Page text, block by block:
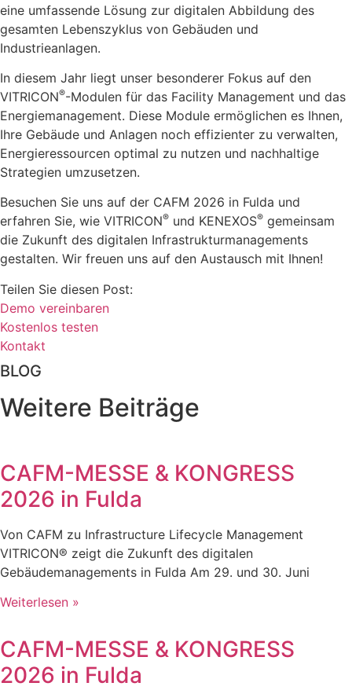
eine umfassende Lösung zur digitalen Abbildung des
gesamten Lebenszyklus von Gebäuden und
Industrieanlagen.
In diesem Jahr liegt unser besonderer Fokus auf den
VITRICON®-Modulen für das Facility Management und das
Energiemanagement. Diese Module ermöglichen es Ihnen,
Ihre Gebäude und Anlagen noch effizienter zu verwalten,
Energieressourcen optimal zu nutzen und nachhaltige
Strategien umzusetzen.
Besuchen Sie uns auf der CAFM 2026 in Fulda und
erfahren Sie, wie VITRICON® und KENEXOS® gemeinsam
die Zukunft des digitalen Infrastrukturmanagements
gestalten. Wir freuen uns auf den Austausch mit Ihnen!
Teilen Sie diesen Post:
Demo vereinbaren
Kostenlos testen
Kontakt
BLOG
Weitere Beiträge
CAFM-MESSE & KONGRESS
2026 in Fulda
Von CAFM zu Infrastructure Lifecycle Management
VITRICON® zeigt die Zukunft des digitalen
Gebäudemanagements in Fulda Am 29. und 30. Juni
Weiterlesen »
CAFM-MESSE & KONGRESS
2026 in Fulda